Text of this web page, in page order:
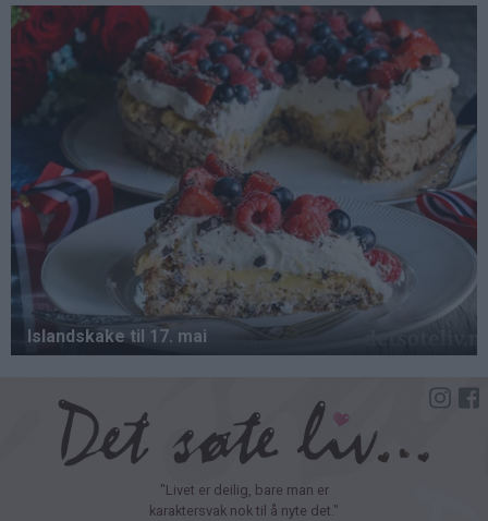
Hopp
hovedinnhold
"Livet er deilig, bare man er
karaktersvak nok til å nyte det."